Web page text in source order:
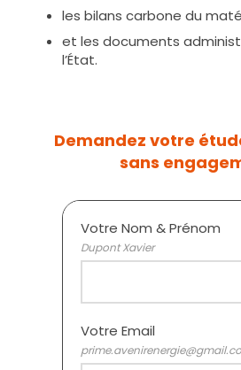
les bilans carbone du
et les documents
l’État.
Demandez votre
sans
Votre Nom & Prénom
Dupont Xavier
Votre Email